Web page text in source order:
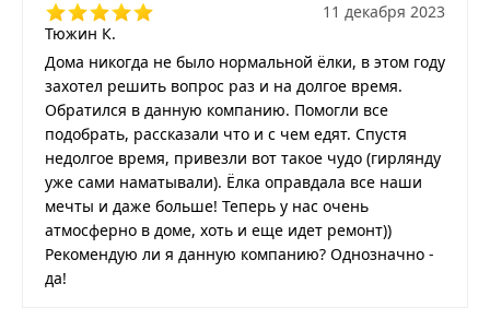
Тюжин К.
11 декабря 2023
Дома никогда не было нормальной ёлки, в этом году
захотел решить вопрос раз и на долгое время.
Обратился в данную компанию. Помогли все
подобрать, рассказали что и с чем едят. Спустя
недолгое время, привезли вот такое чудо (гирлянду
уже сами наматывали). Ёлка оправдала все наши
мечты и даже больше! Теперь у нас очень
атмосферно в доме, хоть и еще идет ремонт))
Рекомендую ли я данную компанию? Однозначно -
да!